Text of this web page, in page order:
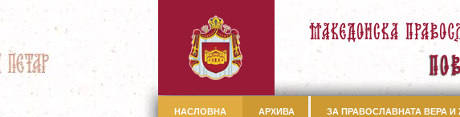
НАСЛОВНА АРХИВА ЗА ПРАВОСЛАВНАТА ВЕРА И